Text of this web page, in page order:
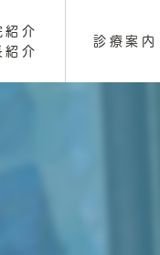
紹介
紹介
診療案内